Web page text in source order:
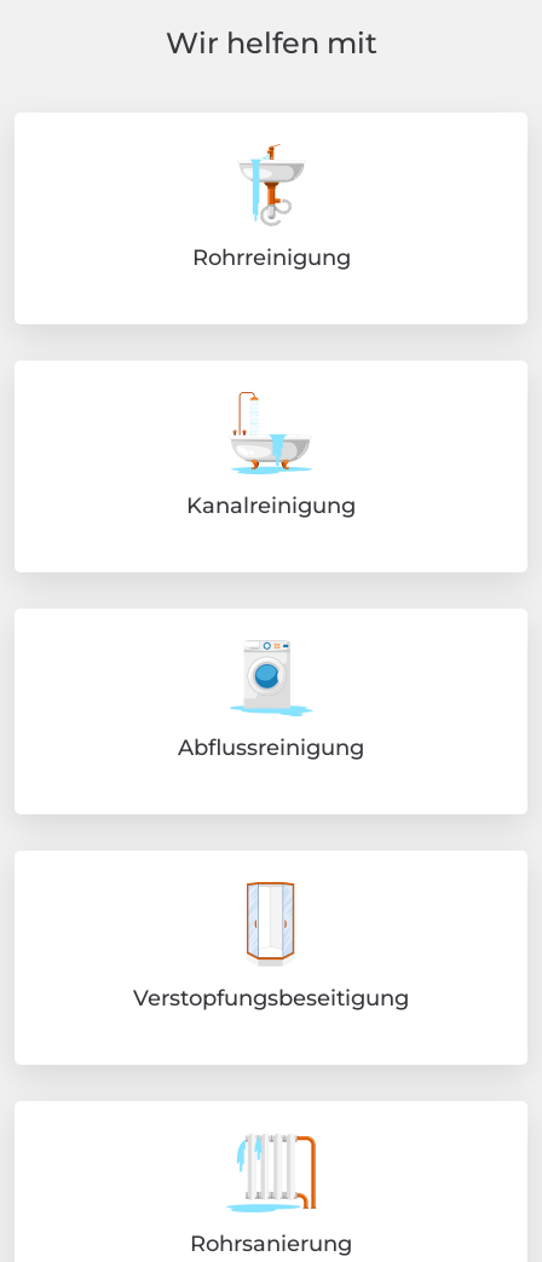
Wir helfen mit
Rohrreinigung
Kanalreinigung
Abflussreinigung
Verstopfungsbeseitigung
Rohrsanierung